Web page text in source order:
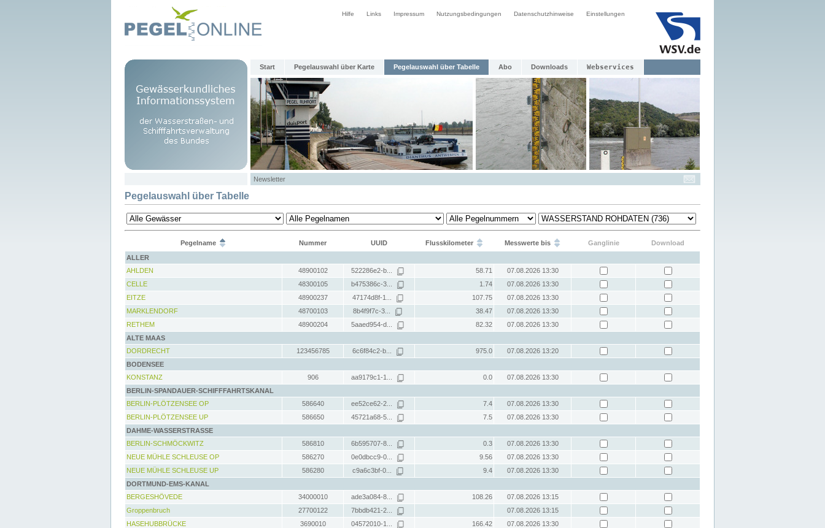
Hilfe Links Impressum Nutzungsbedingungen Datenschutzhinweise Einstellungen
Start Pegelauswahl über Karte Pegelauswahl über Tabelle Abo Downloads Webservices
Newsletter
Pegelauswahl über Tabelle
Pegelname Nummer UUID Flusskilometer Messwerte bis Ganglinie
Download
ALLER
AHLDEN
48900102 522286e2-b... 58.71
07.08.2026 13:30
CELLE
48300105 b475386c-3... 1.74
07.08.2026 13:30
EITZE
48900237 47174d8f-1... 107.75
07.08.2026 13:30
MARKLENDORF
48700103 8b4f9f7c-3... 38.47
07.08.2026 13:30
RETHEM
48900204 5aaed954-d... 82.32
07.08.2026 13:30
ALTE MAAS
DORDRECHT
123456785 6c6f84c2-b... 975.0
07.08.2026 13:20
BODENSEE
KONSTANZ
906 aa9179c1-1... 0.0
07.08.2026 13:30
BERLIN-SPANDAUER-SCHIFFFAHRTSKANAL
BERLIN-PLÖTZENSEE OP
586640 ee52ce62-2... 7.4
07.08.2026 13:30
BERLIN-PLÖTZENSEE UP
586650 45721a68-5... 7.5
07.08.2026 13:30
DAHME-WASSERSTRASSE
BERLIN-SCHMÖCKWITZ
586810 6b595707-8... 0.3
07.08.2026 13:30
NEUE MÜHLE SCHLEUSE OP
586270 0e0dbcc9-0... 9.56
07.08.2026 13:30
NEUE MÜHLE SCHLEUSE UP
586280 c9a6c3bf-0... 9.4
07.08.2026 13:30
DORTMUND-EMS-KANAL
BERGESHÖVEDE
34000010 ade3a084-8... 108.26
07.08.2026 13:15
Groppenbruch
27700122 7bbdb421-2...
07.08.2026 13:15
HASEHUBBRÜCKE
3690010 04572010-1... 166.42
07.08.2026 13:30